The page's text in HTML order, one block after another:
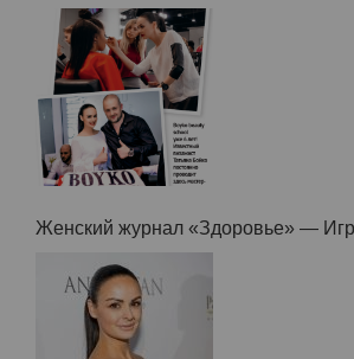
Журнал «Единственная» —
было вовлечение семьи в бизнес.